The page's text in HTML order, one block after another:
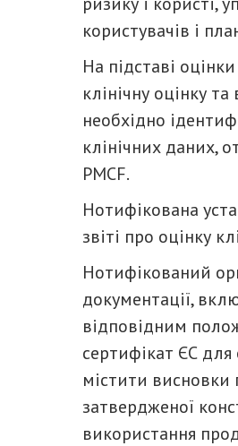
користувачів і
На підставі
клінічну оцінку
необхідно
клінічних даних,
PMCF.
Нотифікована
звіті про оцінку
Нотифікований
документації,
відповідним
сертифікат ЄС для
містити висновки
затвердженої
використання